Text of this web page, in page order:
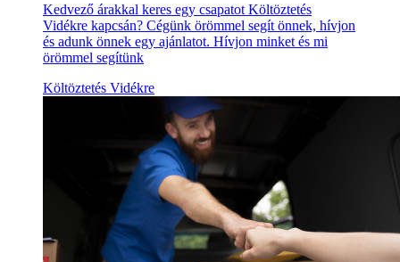
Kedvező árakkal keres egy csapatot Költöztetés
Vidékre kapcsán? Cégünk örömmel segít önnek, hívjon
és adunk önnek egy ajánlatot. Hívjon minket és mi
örömmel segítünk
Költöztetés Vidékre